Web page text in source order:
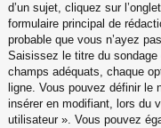
d’un sujet, cliquez sur
formulaire principal de
probable que vous n’ayez
Saisissez le titre du
champs adéquats, chaque
ligne. Vous pouvez définir le
insérer en modifiant, lors du
utilisateur ». Vous pouvez